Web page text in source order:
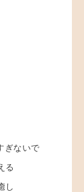
ぎないで
る
し